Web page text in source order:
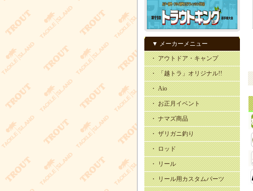
▼ メーカーメニュー
・ アウトドア・キャンプ
・ 「越トラ」オリジナル!!
・ Aio
・ お正月イベント
・ ナマズ商品
・ ザリガニ釣り
・ ロッド
・ リール
・ リール用カスタムパーツ